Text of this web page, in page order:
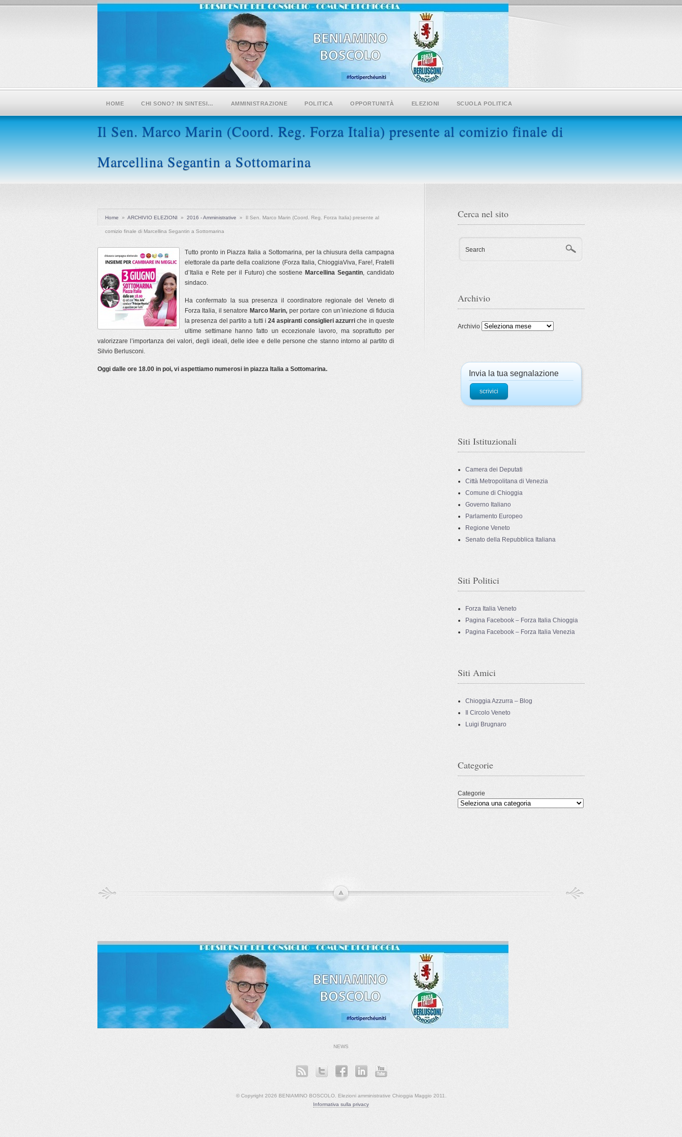
HOME CHI SONO? IN SINTESI… AMMINISTRAZIONE POLITICA OPPORTUNITÀ ELEZIONI SCUOLA POLITICA
Il Sen. Marco Marin (Coord. Reg. Forza Italia) presente al comizio finale di
Marcellina Segantin a Sottomarina
Home » ARCHIVIO ELEZIONI » 2016 - Amministrative » Il Sen. Marco Marin (Coord. Reg. Forza Italia) presente al
comizio finale di Marcellina Segantin a Sottomarina
Tutto pronto in Piazza Italia a Sottomarina, per la chiusura della campagna
elettorale da parte della coalizione (Forza Italia, ChioggiaViva, Fare!, Fratelli
d’Italia e Rete per il Futuro) che sostiene Marcellina Segantin, candidato
sindaco.
Ha confermato la sua presenza il coordinatore regionale del Veneto di
Forza Italia, il senatore Marco Marin, per portare con un’iniezione di fiducia
la presenza del partito a tutti i24 aspiranti consiglieri azzurri che in queste
ultime settimane hanno fatto un eccezionale lavoro, ma soprattutto per
valorizzare l’importanza dei valori, degli ideali, delle idee e delle persone che stanno intorno al partito di
Silvio Berlusconi.
Oggi dalle ore 18.00 in poi, vi aspettiamo numerosi in piazza Italia a Sottomarina.
Cerca nel sito
Search
Archivio
Archivio
Invia la tua segnalazione
scrivici
Siti Istituzionali
Camera dei Deputati
Città Metropolitana di Venezia
Comune di Chioggia
Governo Italiano
Parlamento Europeo
Regione Veneto
Senato della Repubblica Italiana
Siti Politici
Forza Italia Veneto
Pagina Facebook – Forza Italia Chioggia
Pagina Facebook – Forza Italia Venezia
Siti Amici
Chioggia Azzurra – Blog
Il Circolo Veneto
Luigi Brugnaro
Categorie
Categorie
NEWS
© Copyright 2026 BENIAMINO BOSCOLO. Elezioni amministrative Chioggia Maggio 2011.
Informativa sulla privacy